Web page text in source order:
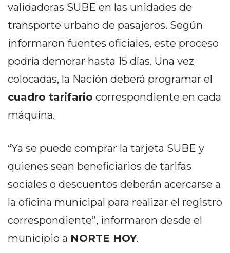
DE
PRIVACIDAD
MAPA
SITIO
DIARIO
TAPA
DIARIO
REPORTERO
DIARIO
GRUPO
DE
MEDIOS
validadoras SUBE en las unidades de
transporte urbano de pasajeros. Según
informaron fuentes oficiales, este proceso
podría demorar hasta 15 días. Una vez
colocadas, la Nación deberá programar el
cuadro tarifario correspondiente en cada
máquina.
“Ya se puede comprar la tarjeta SUBE y
quienes sean beneficiarios de tarifas
sociales o descuentos deberán acercarse a
la oficina municipal para realizar el registro
correspondiente”, informaron desde el
municipio a NORTE HOY.